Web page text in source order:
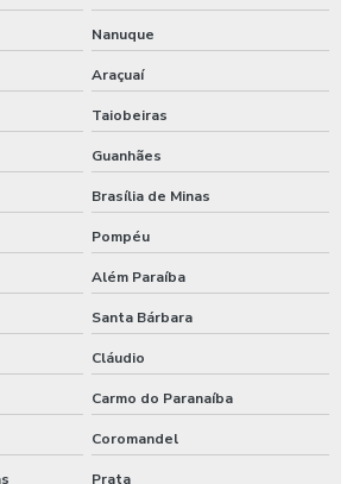
de carros
manual
pneumática
profissional
Nanuque
Araçuaí
Taiobeiras
Guanhães
Brasília de Minas
Pompéu
Além Paraíba
Santa Bárbara
Cláudio
Carmo do Paranaíba
Coromandel
Prata